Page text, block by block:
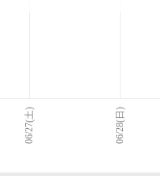
06/27(土) 06/28(日)